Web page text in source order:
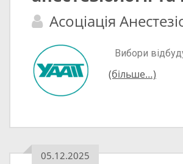
Асоціація
Вибори
(більше…)
05.12.2025